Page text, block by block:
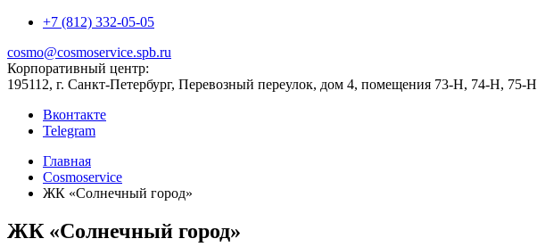
+7 (812) 332-05-05
cosmo@cosmoservice.spb.ru
Корпоративный центр:
195112, г. Санкт-Петербург, Перевозный переулок, дом 4, помещения 73‑Н, 74‑Н, 75‑Н
Вконтакте
Telegram
Главная
Cosmoservice
ЖК «Солнечный город»
ЖК «Солнечный город»